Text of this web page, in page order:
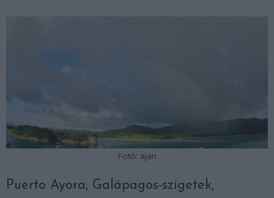
Fotó: ajari
Puerto Ayora, Galápagos-szigetek,